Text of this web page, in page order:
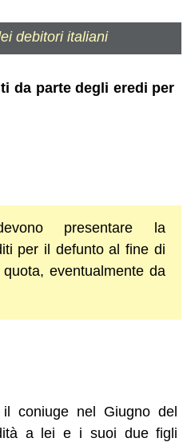
debitori italiani
da parte degli eredi per
presentare la
per il defunto al fine di
eventualmente da
coniuge nel Giugno del
a lei e i suoi due figli